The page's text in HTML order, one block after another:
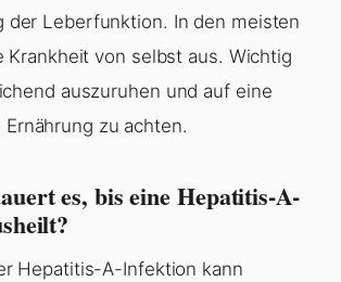
der Leberfunktion. In den meisten
Krankheit von selbst aus. Wichtig
auszuruhen und auf eine
zu achten.
es, bis eine Hepatitis-A-
Hepatitis-A-Infektion kann